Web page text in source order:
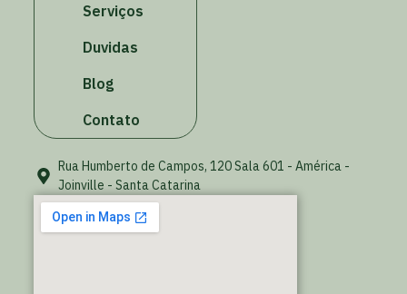
Serviços
Duvidas
Blog
Contato
Rua Humberto de Campos, 120 Sala 601 - América -
Joinville - Santa Catarina